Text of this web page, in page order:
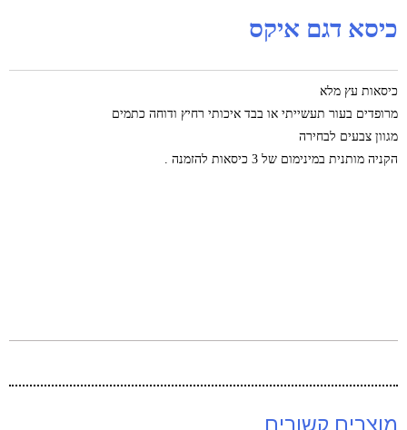
כיסא דגם איקס
כיסאות עץ מלא
מרופדים בעור תעשייתי או בבד איכותי רחיץ ודוחה כתמים
מגוון צבעים לבחירה
הקניה מותנית במינימום של 3 כיסאות להזמנה .
מוצרים קשורים